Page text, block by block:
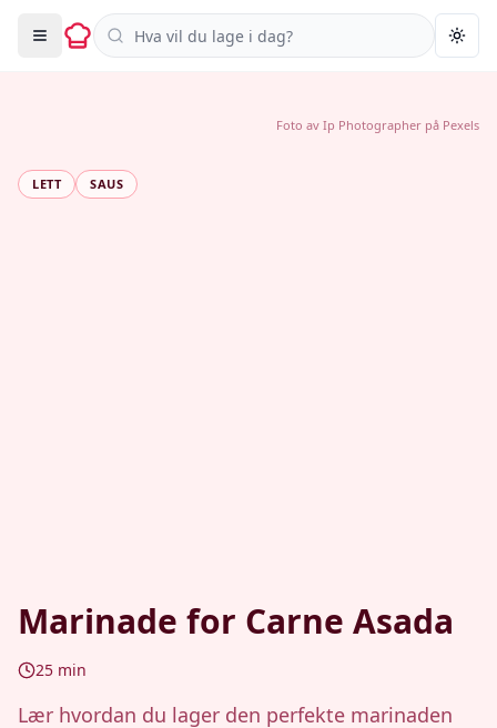
Søk i oppskrifter
LETT SAUS
Marinade for Carne Asada
25 min
Lær hvordan du lager den perfekte marinaden
Foto av Ip Photographer på Pexels